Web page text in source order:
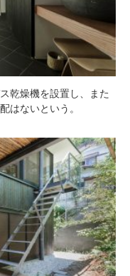
乾燥機を設置し、また
はないという。